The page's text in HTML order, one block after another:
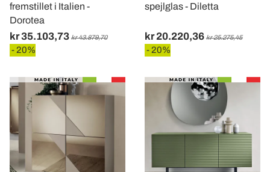
fremstillet i Italien -
Dorotea
kr 35.103,73 kr 43.879,70
- 20%
spejlglas - Diletta
kr 20.220,36 kr 25.275,45
- 20%